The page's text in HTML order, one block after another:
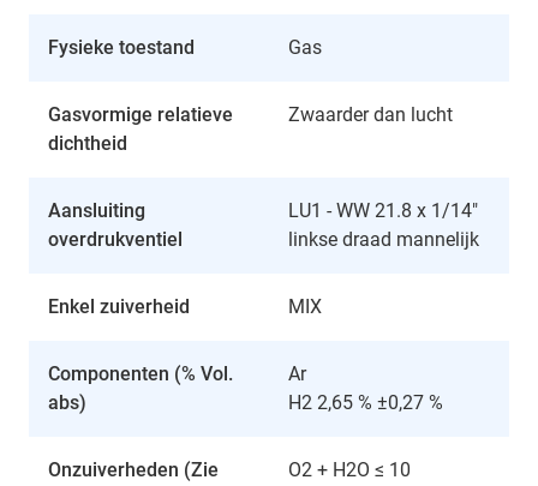
Fysieke toestand Gas
Gasvormige relatieve
dichtheid
Zwaarder dan lucht
Aansluiting
overdrukventiel
LU1 - WW 21.8 x 1/14"
linkse draad mannelijk
Enkel zuiverheid MIX
Componenten (% Vol.
abs)
Ar
H2 2,65 % ±0,27 %
Onzuiverheden (Zie
O2 + H2O ≤ 10